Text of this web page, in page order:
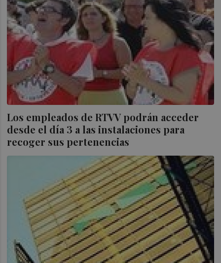
Los empleados de RTVV podrán acceder
desde el día 3 a las instalaciones para
recoger sus pertenencias